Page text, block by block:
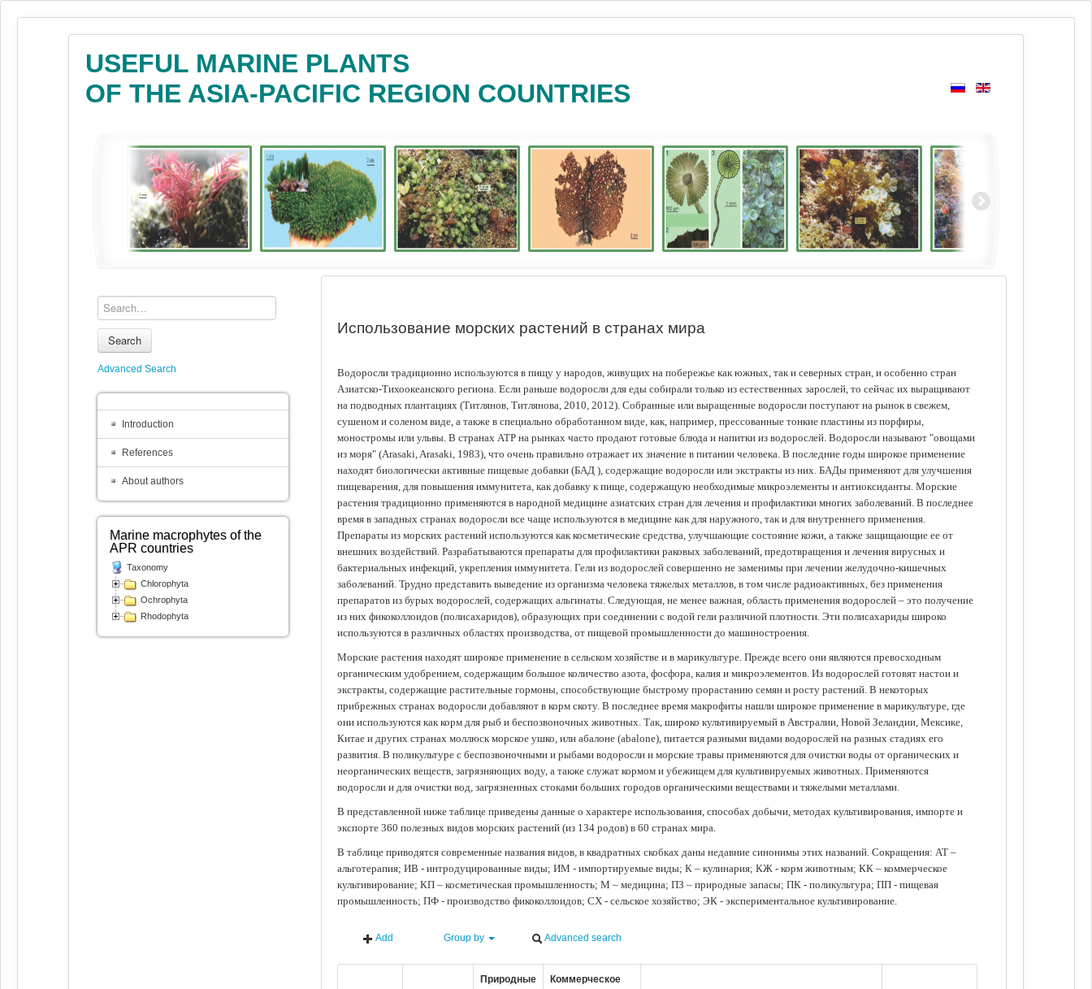
USEFUL MARINE PLANTS
OF THE ASIA-PACIFIC REGION COUNTRIES
Использование морских растений в странах мира
Водоросли традиционно используются в пищу у народов, живущих на побережье как южных, так и северных стран, и особенно стран
Азиатско-Тихоокеанского региона. Если раньше водоросли для еды собирали только из естественных зарослей, то сейчас их выращивают
на подводных плантациях (Tитлянов, Титлянова, 2010, 2012). Собранные или выращенные водоросли поступают на рынок в свежем,
сушеном и соленом виде, а также в специально обработанном виде, как, например, прессованные тонкие пластины из порфиры,
моностромы или ульвы. В странах АТР на рынках часто продают готовые блюда и напитки из водорослей. Водоросли называют "овощами
из моря" (Arasaki, Arasaki, 1983), что очень правильно отражает их значение в питании человека. В последние годы широкое применение
находят биологически активные пищевые добавки (БАД ), содержащие водоросли или экстракты из них. БАДы применяют для улучшения
пищеварения, для повышения иммунитета, как добавку к пище, содержащую необходимые микроэлементы и антиоксиданты. Морские
растения традиционно применяются в народной медицине азиатских стран для лечения и профилактики многих заболеваний. В последнее
время в западных странах водоросли все чаще используются в медицине как для наружного, так и для внутреннего применения.
Препараты из морских растений используются как косметические средства, улучшающие состояние кожи, а также защищающие ее от
внешних воздействий. Разрабатываются препараты для профилактики раковых заболеваний, предотвращения и лечения вирусных и
бактериальных инфекций, укрепления иммунитета. Гели из водорослей совершенно не заменимы при лечении желудочно-кишечных
заболеваний. Трудно представить выведение из организма человека тяжелых металлов, в том числе радиоактивных, без применения
препаратов из бурых водорослей, содержащих альгинаты. Следующая, не менее важная, область применения водорослей – это получение
из них фикоколлоидов (полисахаридов), образующих при соединении с водой гели различной плотности. Эти полисахариды широко
используются в различных областях производства, от пищевой промышленности до машиностроения.
Морские растения находят широкое применение в сельском хозяйстве и в марикультуре. Прежде всего они являются превосходным
органическим удобрением, содержащим большое количество азота, фосфора, калия и микроэлементов. Из водорослей готовят настои и
экстракты, содержащие растительные гормоны, способствующие быстрому прорастанию семян и росту растений. В некоторых
прибрежных странах водоросли добавляют в корм скоту. В последнее время макрофиты нашли широкое применение в марикультуре, где
они используются как корм для рыб и беспозвоночных животных. Так, широко культивируемый в Австралии, Новой Зеландии, Мексике,
Китае и других странах моллюск морское ушко, или абалоне (abalone), питается разными видами водорослей на разных стадиях его
развития. В поликультуре с беспозвоночными и рыбами водоросли и морские травы применяются для очистки воды от органических и
неорганических веществ, загрязняющих воду, а также служат кормом и убежищем для культивируемых животных. Применяются
водоросли и для очистки вод, загрязненных стоками больших городов органическими веществами и тяжелыми металлами.
В представленной ниже таблице приведены данные о характере использования, способах добычи, методах культивирования, импорте и
экспорте 360 полезных видов морских растений (из 134 родов) в 60 странах мира.
В таблице приводятся современные названия видов, в квадратных скобках даны недавние синонимы этих названий. Сокращения: АТ –
альготерапия; ИВ - интродуцированные виды; ИМ - импортируемые виды; К – кулинария; КЖ - корм животным; КК – коммерческое
культивирование; КП – косметическая промышленность; М – медицина; ПЗ – природные запасы; ПК - поликультура; ПП - пищевая
промышленность; ПФ - производство фикоколлоидов; СХ - сельское хозяйство; ЭК - экспериментальное культивирование.
Add Group by Advanced search
Природные
Коммерческое
Search
Advanced Search
Introduction
References
About authors
Marine macrophytes of the
APR countries
Taxonomy
Chlorophyta
Ochrophyta
Rhodophyta